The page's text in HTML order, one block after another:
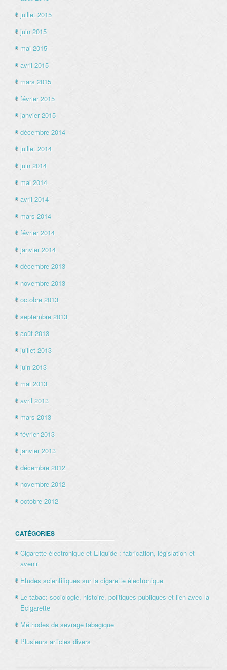
juillet 2015
juin 2015
mai 2015
avril 2015
mars 2015
février 2015
janvier 2015
décembre 2014
juillet 2014
juin 2014
mai 2014
avril 2014
mars 2014
février 2014
janvier 2014
décembre 2013
novembre 2013
octobre 2013
septembre 2013
août 2013
juillet 2013
juin 2013
mai 2013
avril 2013
mars 2013
février 2013
janvier 2013
décembre 2012
novembre 2012
octobre 2012
CATÉGORIES
Cigarette électronique et Eliquide : fabrication, législation et
avenir
Etudes scientifiques sur la cigarette électronique
Le tabac: sociologie, histoire, politiques publiques et lien avec la
Ecigarette
Méthodes de sevrage tabagique
Plusieurs articles divers